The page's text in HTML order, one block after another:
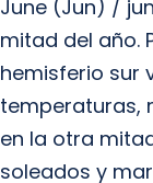
June (Jun) /
mitad del año.
hemisferio sur
temperaturas,
en la otra
soleados y